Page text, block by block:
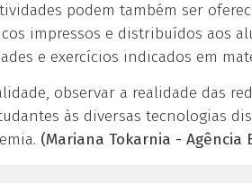
podem também ser
impressos e distribuídos aos
e exercícios indicados em
observar a realidade das
às diversas tecnologias
(Mariana Tokarnia - Agência